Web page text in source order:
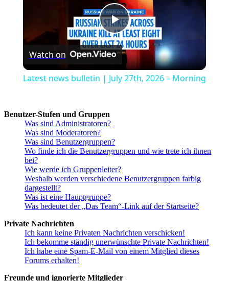
Play
Video
Watch on
Latest news bulletin | July 27th, 2026 – Morning
Benutzer-Stufen und Gruppen
Was sind Administratoren?
Was sind Moderatoren?
Was sind Benutzergruppen?
Wo finde ich die Benutzergruppen und wie trete ich ihnen
bei?
Wie werde ich Gruppenleiter?
Weshalb werden verschiedene Benutzergruppen farbig
dargestellt?
Was ist eine Hauptgruppe?
Was bedeutet der „Das Team“-Link auf der Startseite?
Private Nachrichten
Ich kann keine Privaten Nachrichten verschicken!
Ich bekomme ständig unerwünschte Private Nachrichten!
Ich habe eine Spam-E-Mail von einem Mitglied dieses
Forums erhalten!
Freunde und ignorierte Mitglieder